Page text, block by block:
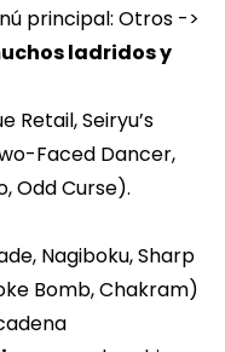
principal: Otros ->
ladridos y
Retail, Seiryu’s
Faced Dancer,
Odd Curse).
Nagiboku, Sharp
Bomb, Chakram)